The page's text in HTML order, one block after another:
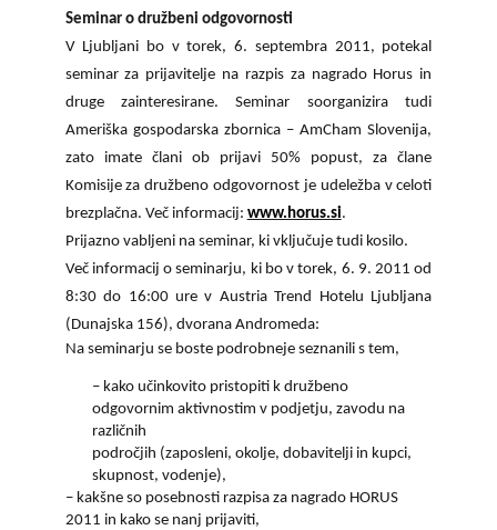
Želimo postati član
Seminar o družbeni odgovornosti
V Ljubljani bo v torek, 6. septembra 2011, potekal
seminar za prijavitelje na razpis za nagrado Horus in
druge zainteresirane. Seminar soorganizira tudi
Ameriška gospodarska zbornica – AmCham Slovenija,
zato imate člani ob prijavi 50% popust, za člane
Komisije za družbeno odgovornost je udeležba v celoti
brezplačna. Več informacij: www.horus.si.
Prijazno vabljeni na seminar, ki vključuje tudi kosilo.
Več informacij o seminarju, ki bo v torek, 6. 9. 2011 od
8:30 do 16:00 ure v Austria Trend Hotelu Ljubljana
(Dunajska 156), dvorana Andromeda:
Na seminarju se boste podrobneje seznanili s tem,
– kako učinkovito pristopiti k družbeno
odgovornim aktivnostim v podjetju, zavodu na
različnih
področjih (zaposleni, okolje, dobavitelji in kupci,
skupnost, vodenje),
– kakšne so posebnosti razpisa za nagrado HORUS
2011 in kako se nanj prijaviti,